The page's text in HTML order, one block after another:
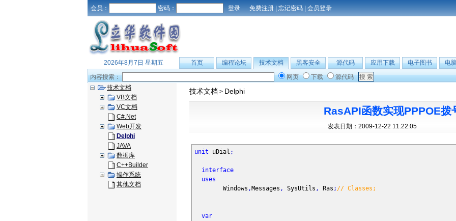
会员： 密码： 免费注册 | 忘记密码 | 会员登录
2026年8月7日 星期五 首页 编程论坛 技术文档 黑客安全 源代码 应用下载 电子图书
电
内容搜索：
网页 下载
源代码
技术文档
VB文档
VC文档
C#.Net
Web开发
Delphi
JAVA
数据库
C++Builder
操作系统
其他文档
技术文档 > Delphi
RasAPI函数实现PPPOE拨
发表日期：2009-12-22 11:22:05
unit uDial ;
interface
uses
Windows , Messages , SysUtils , Ras ; // Classes;
var